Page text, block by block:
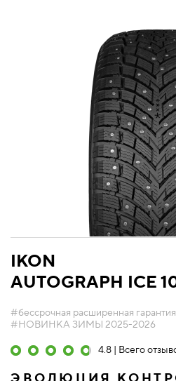
IKON
AUTOGRAPH ICE
#бессрочная расширенная гарантия
#НОВИНКА ЗИМЫ 2025-2026
4.8 | Всего